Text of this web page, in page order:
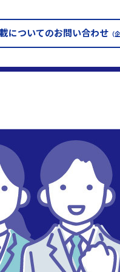
についてのお問い合わせ （